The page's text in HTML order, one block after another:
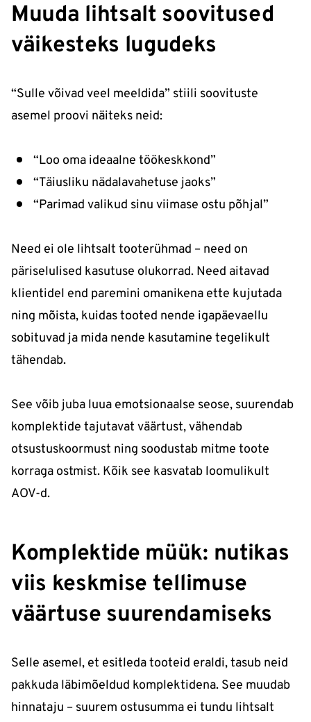
Muuda lihtsalt soovitused
väikesteks lugudeks
“Sulle võivad veel meeldida” stiili soovituste
asemel proovi näiteks neid:
“Loo oma ideaalne töökeskkond”
“Täiusliku nädalavahetuse jaoks”
“Parimad valikud sinu viimase ostu põhjal”
Need ei ole lihtsalt tooterühmad – need on
päriselulised kasutuse olukorrad. Need aitavad
klientidel end paremini omanikena ette kujutada
ning mõista, kuidas tooted nende igapäevaellu
sobituvad ja mida nende kasutamine tegelikult
tähendab.
See võib juba luua emotsionaalse seose, suurendab
komplektide tajutavat väärtust, vähendab
otsustuskoormust ning soodustab mitme toote
korraga ostmist. Kõik see kasvatab loomulikult
AOV-d.
Komplektide müük: nutikas
viis keskmise tellimuse
väärtuse suurendamiseks
Selle asemel, et esitleda tooteid eraldi, tasub neid
pakkuda läbimõeldud komplektidena. See muudab
hinnataju – suurem ostusumma ei tundu lihtsalt